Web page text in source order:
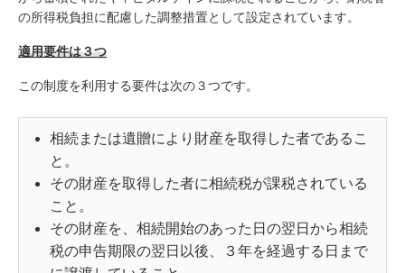
の所得税負担に配慮した調整措置として設定されています。
適用要件は３つ
この制度を利用する要件は次の３つです。
相続または遺贈により財産を取得した者であるこ
と。
その財産を取得した者に相続税が課税されている
こと。
その財産を、相続開始のあった日の翌日から相続
税の申告期限の翌日以後、３年を経過する日まで